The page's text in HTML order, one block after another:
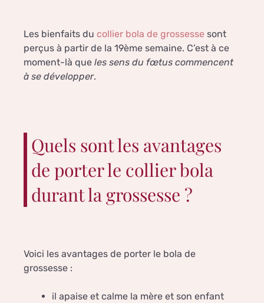
Les bienfaits du collier bola de grossesse sont
perçus à partir de la 19ème semaine. C’est à ce
moment-là que les sens du fœtus commencent
à se développer.
Quels sont les avantages
de porter le collier bola
durant la grossesse ?
Voici les avantages de porter le bola de
grossesse :
il apaise et calme la mère et son enfant